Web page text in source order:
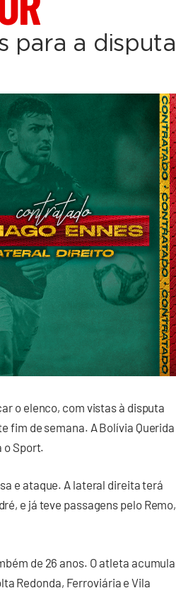
para a disputa
o elenco, com vistas à disputa
fim de semana. A Bolívia Querida
o Sport.
e ataque. A lateral direita terá
e já teve passagens pelo Remo,
de 26 anos. O atleta acumula
Redonda, Ferroviária e Vila